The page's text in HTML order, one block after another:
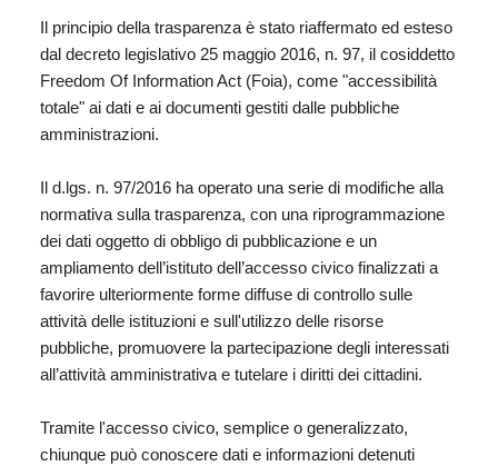
Il principio della trasparenza è stato riaffermato ed esteso
dal decreto legislativo 25 maggio 2016, n. 97, il cosiddetto
Freedom Of Information Act (Foia), come "accessibilità
totale" ai dati e ai documenti gestiti dalle pubbliche
amministrazioni.
Il d.lgs. n. 97/2016 ha operato una serie di modifiche alla
normativa sulla trasparenza, con una riprogrammazione
dei dati oggetto di obbligo di pubblicazione e un
ampliamento dell’istituto dell’accesso civico finalizzati a
favorire ulteriormente forme diffuse di controllo sulle
attività delle istituzioni e sull'utilizzo delle risorse
pubbliche, promuovere la partecipazione degli interessati
all’attività amministrativa e tutelare i diritti dei cittadini.
Tramite l'accesso civico, semplice o generalizzato,
chiunque può conoscere dati e informazioni detenuti